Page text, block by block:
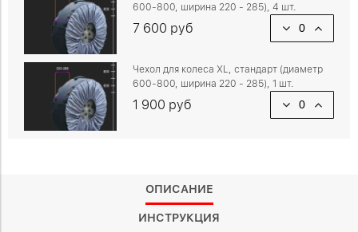
600-800, ширина 220 - 285), 4 шт.
7 600 руб
Чехол для колеса XL, стандарт (диаметр
600-800, ширина 220 - 285), 1 шт.
1 900 руб
ОПИСАНИЕ
ИНСТРУКЦИЯ